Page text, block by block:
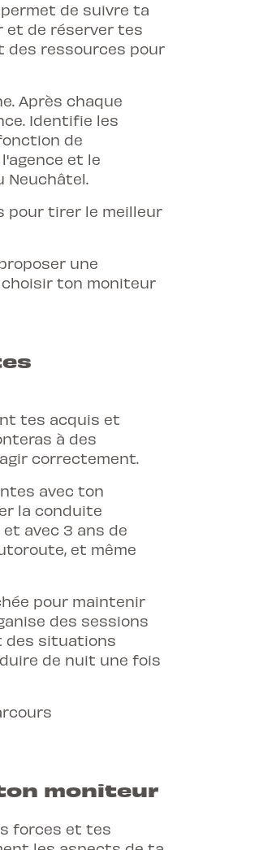
de suivre ta
et de réserver tes
des ressources pour
Après chaque
Identifie les
de
et le
Neuchâtel.
pour tirer le meilleur
une
choisir ton moniteur
tes acquis et
à des
correctement.
avec ton
la conduite
avec 3 ans de
et même
pour maintenir
des sessions
des situations
de nuit une fois
moniteur
forces et tes